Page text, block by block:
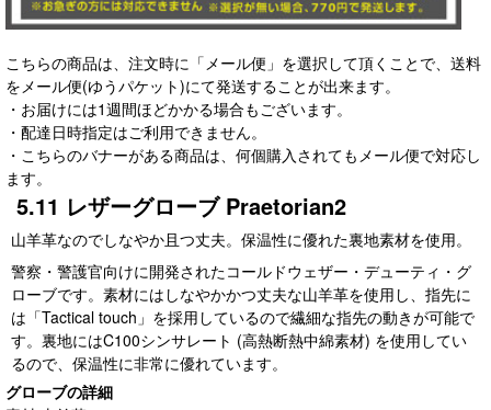
こちらの商品は、注文時に「メール便」を選択して頂くことで、送料
をメール便(ゆうパケット)にて発送することが出来ます。
・お届けには1週間ほどかかる場合もございます。
・配達日時指定はご利用できません。
・こちらのバナーがある商品は、何個購入されてもメール便で対応し
ます。
5.11 レザーグローブ Praetorian2
山羊革なのでしなやか且つ丈夫。保温性に優れた裏地素材を使用。
警察・警護官向けに開発されたコールドウェザー・デューティ・グ
ローブです。素材にはしなやかかつ丈夫な山羊革を使用し、指先に
は「Tactical touch」を採用しているので繊細な指先の動きが可能で
す。裏地にはC100シンサレート (高熱断熱中綿素材) を使用してい
るので、保温性に非常に優れています。
グローブの詳細